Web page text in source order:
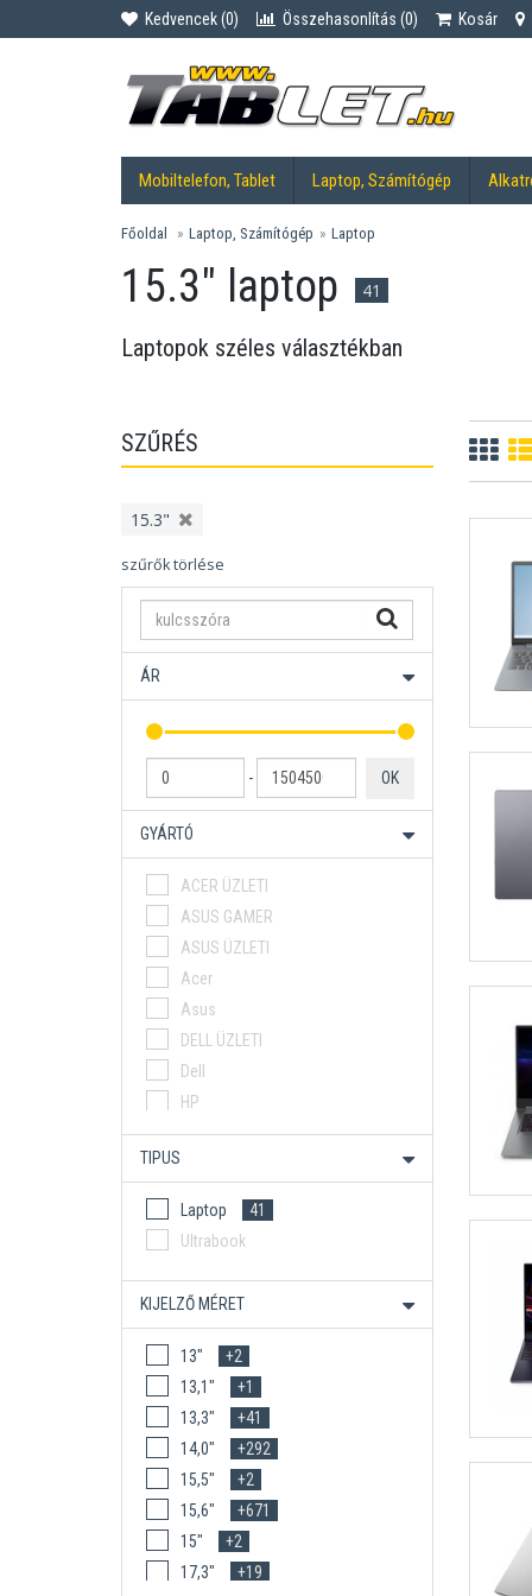
Kedvencek (0) Összehasonlítás (0) Kosár
Mobiltelefon, Tablet Laptop, Számítógép
Főoldal Laptop, Számítógép Laptop
15.3" laptop 41
Laptopok széles választékban
SZŰRÉS
15.3"
szűrők törlése
ÁR
- OK
GYÁRTÓ
ACER ÜZLETI
ASUS GAMER
ASUS ÜZLETI
Acer
Asus
DELL ÜZLETI
Dell
HP
HP ÜZLETI
Lenovo Üzleti
TIPUS
Laptop
41
Ultrabook
KIJELZŐ MÉRET
13"
+2
13,1"
+1
13,3"
+41
14,0"
+292
15,5"
+2
15,6"
+671
15"
+2
17,3"
+19